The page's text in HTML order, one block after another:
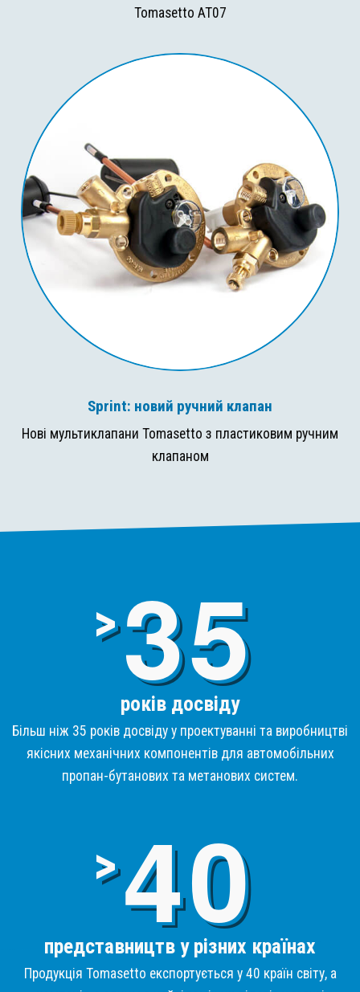
Tomasetto AT07
Sprint: новий ручний клапан
Нові мультиклапани Tomasetto з пластиковим ручним
клапаном
>3
років досвіду
Більш ніж 35 років досвіду у проектуванні та виробництві
якісних механічних компонентів для автомобільних
пропан-бутанових та метанових систем.
>4
представництв у різних країнах
Продукція Tomasetto експортується у 40 країн світу, а